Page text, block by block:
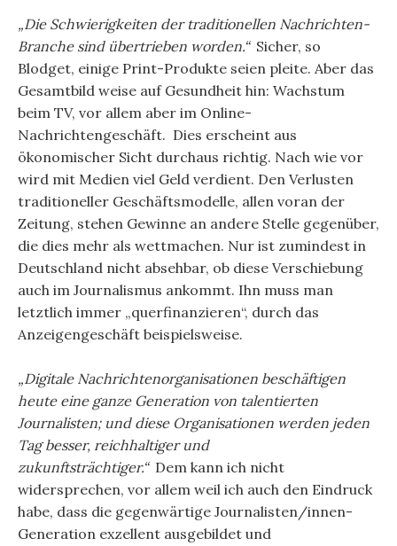
„Die Schwierigkeiten der traditionellen Nachrichten-
Branche sind übertrieben worden.“Sicher, so
Blodget, einige Print-Produkte seien pleite. Aber das
Gesamtbild weise auf Gesundheit hin: Wachstum
beim TV, vor allem aber im Online-
Nachrichtengeschäft. Dies erscheint aus
ökonomischer Sicht durchaus richtig. Nach wie vor
wird mit Medien viel Geld verdient. Den Verlusten
traditioneller Geschäftsmodelle, allen voran der
Zeitung, stehen Gewinne an andere Stelle gegenüber,
die dies mehr als wettmachen. Nur ist zumindest in
Deutschland nicht absehbar, ob diese Verschiebung
auch im Journalismus ankommt. Ihn muss man
letztlich immer „querfinanzieren“, durch das
Anzeigengeschäft beispielsweise.
„Digitale Nachrichtenorganisationen beschäftigen
heute eine ganze Generation von talentierten
Journalisten; und diese Organisationen werden jeden
Tag besser, reichhaltiger und
zukunftsträchtiger.“Dem kann ich nicht
widersprechen, vor allem weil ich auch den Eindruck
habe, dass die gegenwärtige Journalisten/innen-
Generation exzellent ausgebildet und